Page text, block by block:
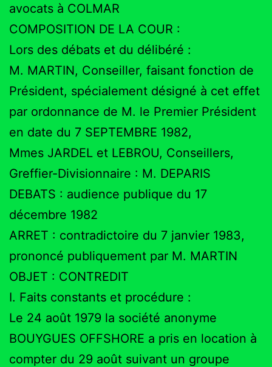
avocats à COLMAR
COMPOSITION DE LA COUR :
Lors des débats et du délibéré :
M. MARTIN, Conseiller, faisant fonction de
Président, spécialement désigné à cet effet
par ordonnance de M. le Premier Président
en date du 7 SEPTEMBRE 1982,
Mmes JARDEL et LEBROU, Conseillers,
Greffier-Divisionnaire : M. DEPARIS
DEBATS : audience publique du 17
décembre 1982
ARRET : contradictoire du 7 janvier 1983,
prononcé publiquement par M. MARTIN
OBJET : CONTREDIT
I. Faits constants et procédure :
Le 24 août 1979 la société anonyme
BOUYGUES OFFSHORE a pris en location à
compter du 29 août suivant un groupe